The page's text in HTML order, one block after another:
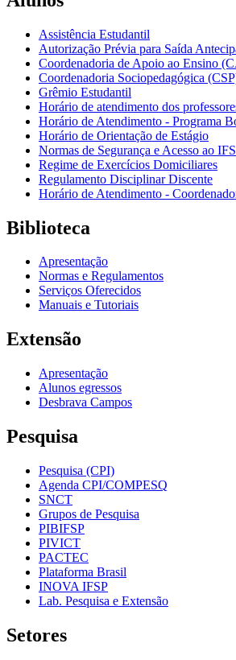
Assistência Estudantil
Autorização Prévia para Saída
Coordenadoria de Apoio ao Ensino
Coordenadoria Sociopedagógica
Grêmio Estudantil
Horário de atendimento dos
Horário de Atendimento - Programa
Horário de Orientação de Estágio
Normas de Segurança e Acesso ao
Regime de Exercícios Domiciliares
Regulamento Disciplinar Discente
Horário de Atendimento -
Biblioteca
Apresentação
Normas e Regulamentos
Serviços Oferecidos
Manuais e Tutoriais
Extensão
Apresentação
Alunos egressos
Desbrava Campos
Pesquisa
Pesquisa (CPI)
Agenda CPI/COMPESQ
SNCT
Grupos de Pesquisa
PIBIFSP
PIVICT
PACTEC
Plataforma Brasil
INOVA IFSP
Lab. Pesquisa e Extensão
Setores